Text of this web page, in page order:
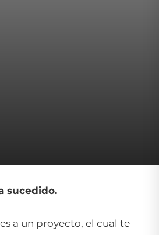
sucedido.
a un proyecto, el cual te